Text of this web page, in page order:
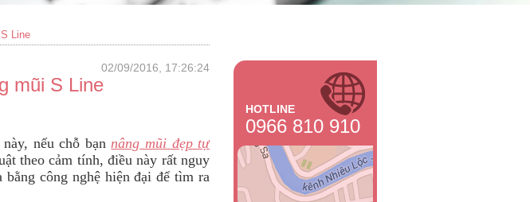
Line
02/09/2016, 17:26:24
mũi S Line
nếu chỗ bạn nâng mũi đẹp tự
theo cảm tính, điều này rất nguy
công nghệ hiện đại để tìm ra
HOTLINE
0966 810 910